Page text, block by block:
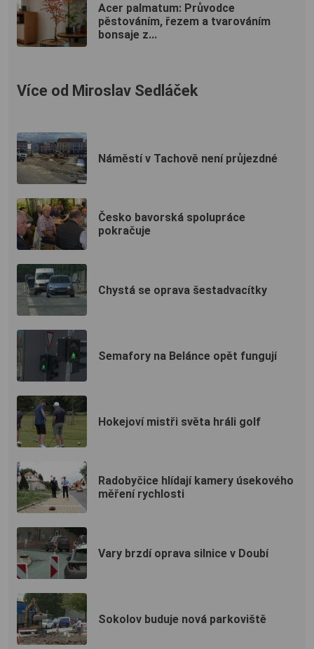
Acer palmatum: Průvodce
pěstováním, řezem a tvarováním
bonsaje z...
Více od Miroslav Sedláček
Náměstí v Tachově není průjezdné
Česko bavorská spolupráce
pokračuje
Chystá se oprava šestadvacítky
Semafory na Belánce opět fungují
Hokejoví mistři světa hráli golf
Radobyčice hlídají kamery úsekového
měření rychlosti
Vary brzdí oprava silnice v Doubí
Sokolov buduje nová parkoviště